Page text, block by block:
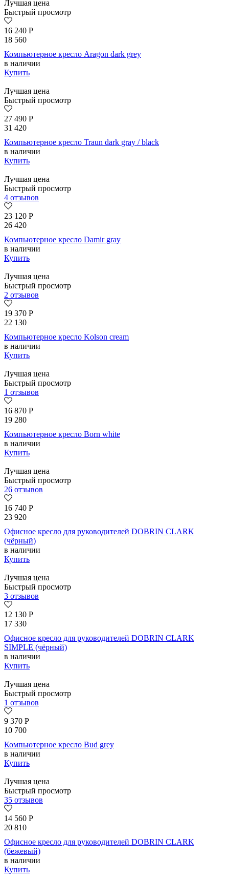
Лучшая цена
Быстрый просмотр
16 240 Р
18 560
Компьютерное кресло Aragon dark grey
в наличии
Купить
Лучшая цена
Быстрый просмотр
27 490 Р
31 420
Компьютерное кресло Traun dark gray / black
в наличии
Купить
Лучшая цена
Быстрый просмотр
4 отзывов
23 120 Р
26 420
Компьютерное кресло Damir gray
в наличии
Купить
Лучшая цена
Быстрый просмотр
2 отзывов
19 370 Р
22 130
Компьютерное кресло Kolson сream
в наличии
Купить
Лучшая цена
Быстрый просмотр
1 отзывов
16 870 Р
19 280
Компьютерное кресло Born whitе
в наличии
Купить
Лучшая цена
Быстрый просмотр
26 отзывов
16 740 Р
23 920
Офисное кресло для руководителей DOBRIN CLARK
(чёрный)
в наличии
Купить
Лучшая цена
Быстрый просмотр
3 отзывов
12 130 Р
17 330
Офисное кресло для руководителей DOBRIN CLARK
SIMPLE (чёрный)
в наличии
Купить
Лучшая цена
Быстрый просмотр
1 отзывов
9 370 Р
10 700
Компьютерное кресло Bud grey
в наличии
Купить
Лучшая цена
Быстрый просмотр
35 отзывов
14 560 Р
20 810
Офисное кресло для руководителей DOBRIN CLARK
(бежевый)
в наличии
Купить